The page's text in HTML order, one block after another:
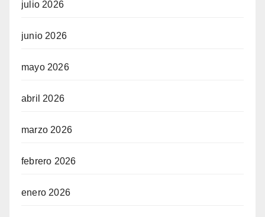
julio 2026
junio 2026
mayo 2026
abril 2026
marzo 2026
febrero 2026
enero 2026